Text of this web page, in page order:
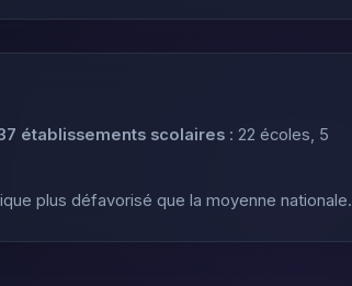
établissements scolaires : 22 écoles, 5
plus défavorisé que la moyenne nationale.